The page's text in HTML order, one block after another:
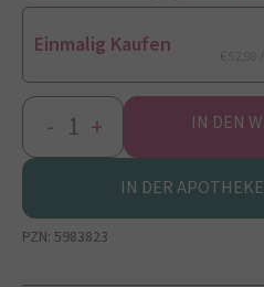
Einmalig Kaufen € 52,98
- + IN DEN
IN DER
PZN: 5983823